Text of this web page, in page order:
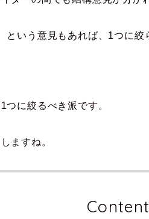
という意見もあれば、1つに
つに絞るべき派です。
ますね。